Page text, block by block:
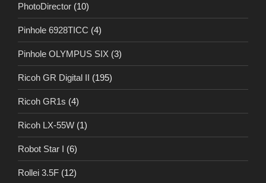
PhotoDirector (10)
Pinhole 6928TICC (4)
Pinhole OLYMPUS SIX (3)
Ricoh GR Digital II (195)
Ricoh GR1s (4)
Ricoh LX-55W (1)
Robot Star I (6)
Rollei 3.5F (12)